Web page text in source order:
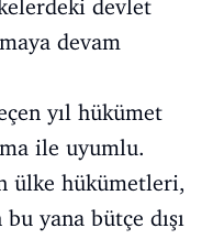
devlet
devam
yıl hükümet
ile uyumlu.
ülke hükümetleri,
yana bütçe dışı